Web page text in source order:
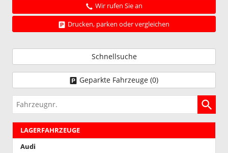
Wir rufen Sie an
Drucken, parken oder vergleichen
Schnellsuche
Geparkte Fahrzeuge (0)
Fahrzeugnr.
LAGERFAHRZEUGE
Audi